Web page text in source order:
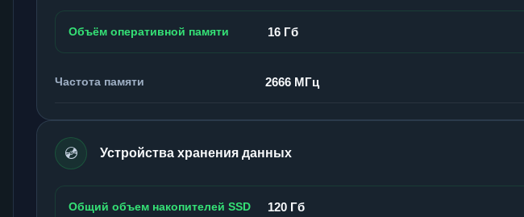
Объём оперативной памяти 16 Гб
Частота памяти 2666 МГц
💿 Устройства хранения данных
Общий объем накопителей SSD 120 Гб